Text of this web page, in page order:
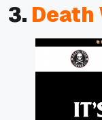
3. Death